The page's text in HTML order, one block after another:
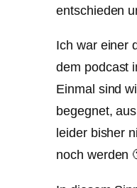
entschieden
Ich war einer
dem podcast
Einmal sind
begegnet,
leider bisher
noch werden